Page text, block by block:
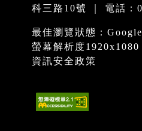
科三路10號 ｜ 電話：
最佳瀏覽狀態：
螢幕解析度1920x1080
資訊安全政策